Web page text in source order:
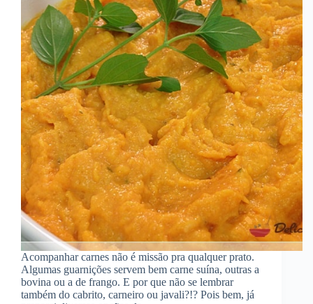
Acompanhar carnes não é missão pra qualquer prato.
Algumas guarnições servem bem carne suína, outras a
bovina ou a de frango. E por que não se lembrar
também do cabrito, carneiro ou javali?!? Pois bem, já